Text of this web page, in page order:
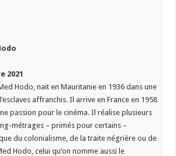
2021
Hodo, nait en Mauritanie en 1936 dans une
affranchis. Il arrive en France en 1958
passion pour le cinéma. Il réalise plusieurs
métrages – primés pour certains –
du colonialisme, de la traite négrière ou de
Hodo, celui qu’on nomme aussi le